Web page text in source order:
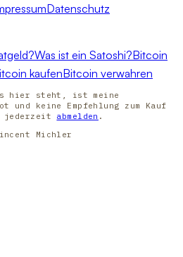
Datenschutz
Was ist ein Satoshi?Bitcoin
kaufenBitcoin verwahren
hier steht, ist meine
und keine Empfehlung zum Kauf
jederzeit abmelden .
Michler